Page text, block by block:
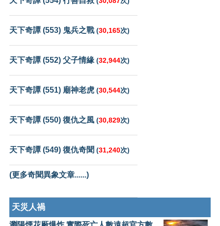
天下奇譚 (553) 鬼兵之戰 (30,165次)
天下奇譚 (552) 父子情緣 (32,944次)
天下奇譚 (551) 廟神老虎 (30,544次)
天下奇譚 (550) 復仇之風 (30,829次)
天下奇譚 (549) 復仇奇聞 (31,240次)
(更多奇聞異象文章......)
天災人禍